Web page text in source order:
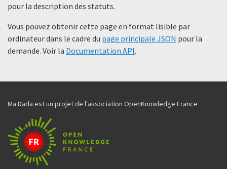
pour la description des statuts.
Vous pouvez obtenir cette page en format lisible par
ordinateur dans le cadre du page principale JSON pour la
demande. Voir la Documentation API.
Ma Dada est un projet de l'association OpenKnowledge France